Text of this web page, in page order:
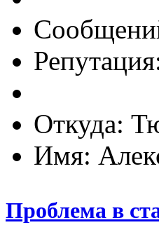
Откуда:
Имя:
Проблема в